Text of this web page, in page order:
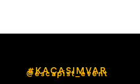
#KAÇASIMVAR
@escapist_event